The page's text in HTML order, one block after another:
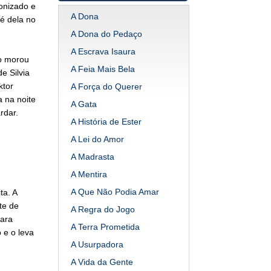
e
dela no
morou
Silvia
na noite
A
de
e o leva
A Dona
A Dona do Pedaço
A Escrava Isaura
A Feia Mais Bela
A Força do Querer
A Gata
A História de Ester
A Lei do Amor
A Madrasta
A Mentira
A Que Não Podia Amar
A Regra do Jogo
A Terra Prometida
A Usurpadora
A Vida da Gente